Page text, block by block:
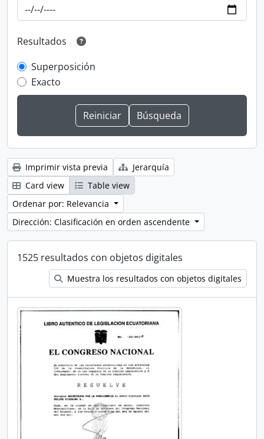
Resultados
Superposición
Exacto
Imprimir vista previa
Jerarquía
Card view
Table view
Ordenar por: Relevancia
Dirección: Clasificación en orden ascendente
1525 resultados con objetos digitales
Muestra los resultados con objetos digitales